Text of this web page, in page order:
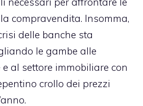
compravendita. Insomma,
delle banche sta
le gambe alle
al settore immobiliare con
crollo dei prezzi